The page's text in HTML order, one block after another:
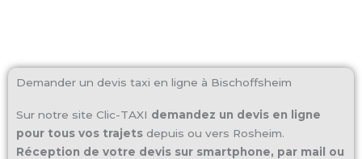
Demander un devis taxi en ligne à Bischoffsheim
Sur notre site Clic-TAXI demandez un devis en ligne
pour tous vos trajets depuis ou vers Rosheim.
Réception de votre devis sur smartphone, par mail ou